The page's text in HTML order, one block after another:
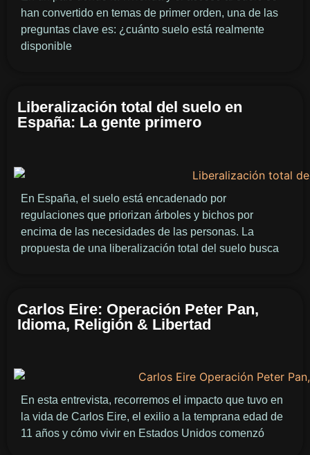
han convertido en temas de primer orden, una de las
preguntas clave es: ¿cuánto suelo está realmente
disponible
Liberalización total del suelo en
España: La gente primero
En España, el suelo está encadenado por
regulaciones que priorizan árboles y bichos por
encima de las necesidades de las personas. La
propuesta de una liberalización total del suelo busca
Carlos Eire: Operación Peter Pan,
Idioma, Religión & Libertad
En esta entrevista, recorremos el impacto que tuvo en
la vida de Carlos Eire, el exilio a la temprana edad de
11 años y cómo vivir en Estados Unidos comenzó